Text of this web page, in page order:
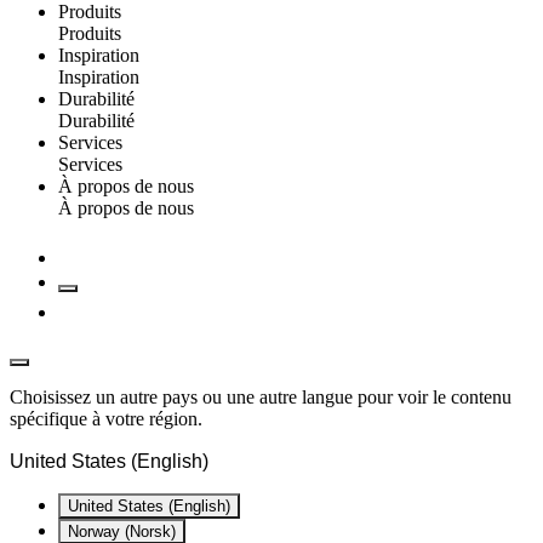
Produits
Produits
Inspiration
Inspiration
Durabilité
Durabilité
Services
Services
À propos de nous
À propos de nous
Choisissez un autre pays ou une autre langue pour voir le contenu
spécifique à votre région.
United States (English)
United States (English)
Norway (Norsk)